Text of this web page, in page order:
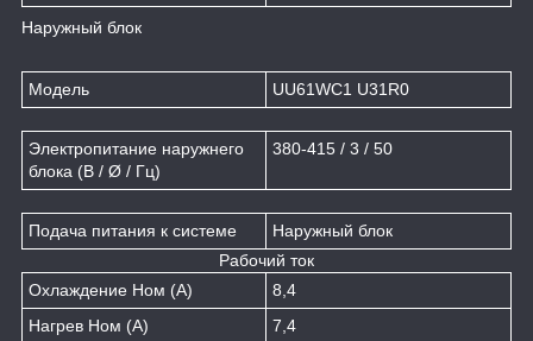
Наружный блок
Модель UU61WC1 U31R0
Электропитание наружнего
блока (В / Ø / Гц)
380-415 / 3 / 50
Подача питания к системе
Наружный блок
Рабочий ток
Охлаждение Ном (A)
8,4
Нагрев Ном (A)
7,4